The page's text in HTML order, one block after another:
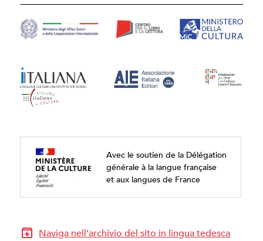
Avec le soutien de la Délégation
générale à la langue française
et aux langues de France
Naviga nell’archivio del sito in lingua tedesca